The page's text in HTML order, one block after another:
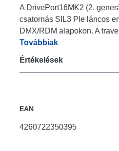
A DrivePort16MK2 (2.
csatornás SIL3 Ple láncos
DMX/RDM alapokon. A
Továbbiak
Értékelések
EAN
4260722350395